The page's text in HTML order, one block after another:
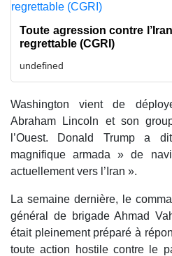
Toute agression contre
regrettable (CGRI)
undefined
Washington vient de
Abraham Lincoln et son
l’Ouest. Donald Trump a
magnifique armada » de
actuellement vers l’Iran ».
La semaine dernière, le
général de brigade Ahmad
était pleinement préparé à
toute action hostile contre le